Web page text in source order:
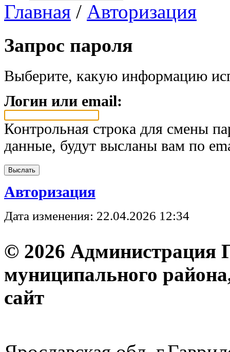
Главная / Авторизация
Запрос пароля
Выберите, какую информацию
Логин или email:
Контрольная строка для смены
данные, будут высланы вам по
Авторизация
Дата изменения: 22.04.2026 12:34
© 2026 Администрация
муниципального